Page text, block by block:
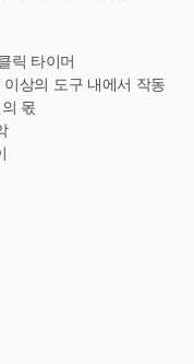
릭 타이머
상의 도구 내에서 작동
몫